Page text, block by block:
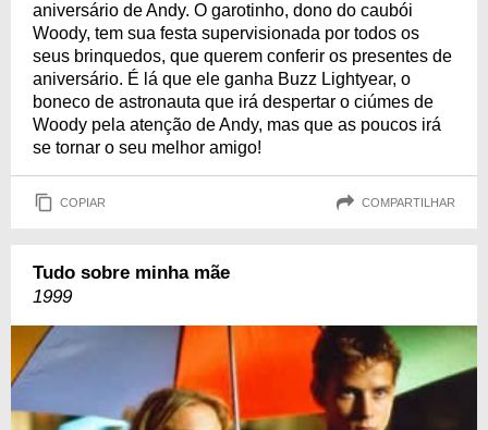
aniversário de Andy. O garotinho, dono do caubói
Woody, tem sua festa supervisionada por todos os
seus brinquedos, que querem conferir os presentes de
aniversário. É lá que ele ganha Buzz Lightyear, o
boneco de astronauta que irá despertar o ciúmes de
Woody pela atenção de Andy, mas que as poucos irá
se tornar o seu melhor amigo!
COPIAR COMPARTILHAR
Tudo sobre minha mãe
1999